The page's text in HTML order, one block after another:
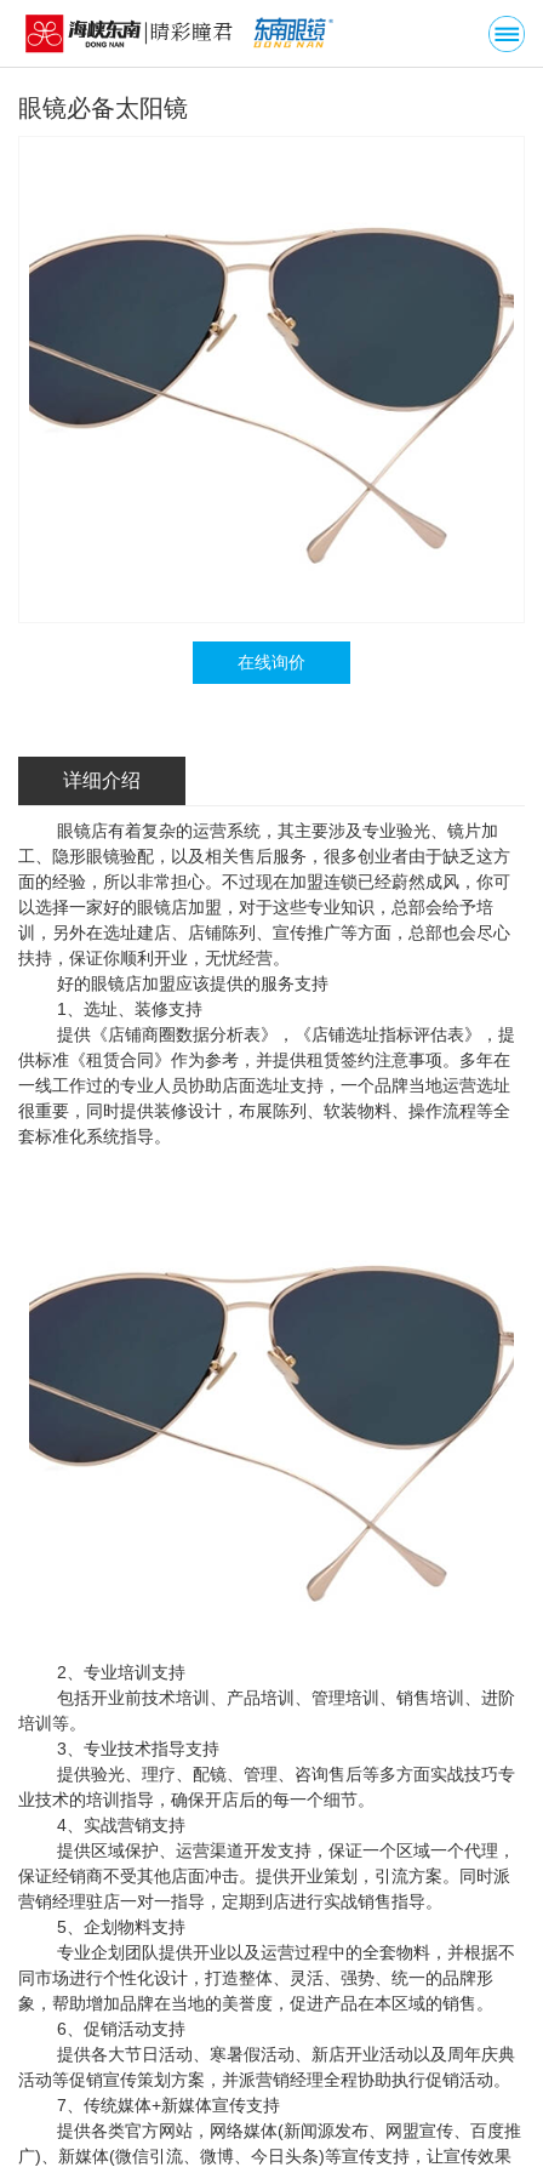
眼镜必备太阳镜
在线询价
详细介绍
眼镜店有着复杂的运营系统，其主要涉及专业验光、镜片加
工、隐形眼镜验配，以及相关售后服务，很多创业者由于缺乏这方
面的经验，所以非常担心。不过现在加盟连锁已经蔚然成风，你可
以选择一家好的眼镜店加盟，对于这些专业知识，总部会给予培
训，另外在选址建店、店铺陈列、宣传推广等方面，总部也会尽心
扶持，保证你顺利开业，无忧经营。
好的眼镜店加盟应该提供的服务支持
1、选址、装修支持
提供《店铺商圈数据分析表》，《店铺选址指标评估表》，提
供标准《租赁合同》作为参考，并提供租赁签约注意事项。多年在
一线工作过的专业人员协助店面选址支持，一个品牌当地运营选址
很重要，同时提供装修设计，布展陈列、软装物料、操作流程等全
套标准化系统指导。
2、专业培训支持
包括开业前技术培训、产品培训、管理培训、销售培训、进阶
培训等。
3、专业技术指导支持
提供验光、理疗、配镜、管理、咨询售后等多方面实战技巧专
业技术的培训指导，确保开店后的每一个细节。
4、实战营销支持
提供区域保护、运营渠道开发支持，保证一个区域一个代理，
保证经销商不受其他店面冲击。提供开业策划，引流方案。同时派
营销经理驻店一对一指导，定期到店进行实战销售指导。
5、企划物料支持
专业企划团队提供开业以及运营过程中的全套物料，并根据不
同市场进行个性化设计，打造整体、灵活、强势、统一的品牌形
象，帮助增加品牌在当地的美誉度，促进产品在本区域的销售。
6、促销活动支持
提供各大节日活动、寒暑假活动、新店开业活动以及周年庆典
活动等促销宣传策划方案，并派营销经理全程协助执行促销活动。
7、传统媒体+新媒体宣传支持
提供各类官方网站，网络媒体(新闻源发布、网盟宣传、百度推
广)、新媒体(微信引流、微博、今日头条)等宣传支持，让宣传效果